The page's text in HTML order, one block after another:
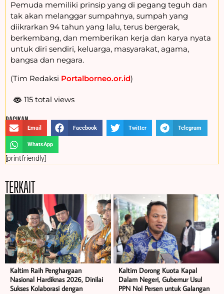
Pemuda memiliki prinsip yang di pegang teguh dan
tak akan melanggar sumpahnya, sumpah yang
diikrarkan 94 tahun yang lalu, terus bergerak,
berkembang, dan memberikan kerja dan karya nyata
untuk diri sendiri, keluarga, masyarakat, agama,
bangsa dan negara.
(Tim Redaksi Portalborneo.or.id)
115 total views
BAGIKAN :
Email Facebook Twitter Telegram
WhatsApp
[printfriendly]
TERKAIT
Kaltim Raih Penghargaan
Nasional Hardiknas 2026, Dinilai
Sukses Kolaborasi dengan
Kaltim Dorong Kuota Kapal
Dalam Negeri, Gubernur Usul
PPN Nol Persen untuk Galangan